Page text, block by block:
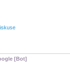
[Bot]